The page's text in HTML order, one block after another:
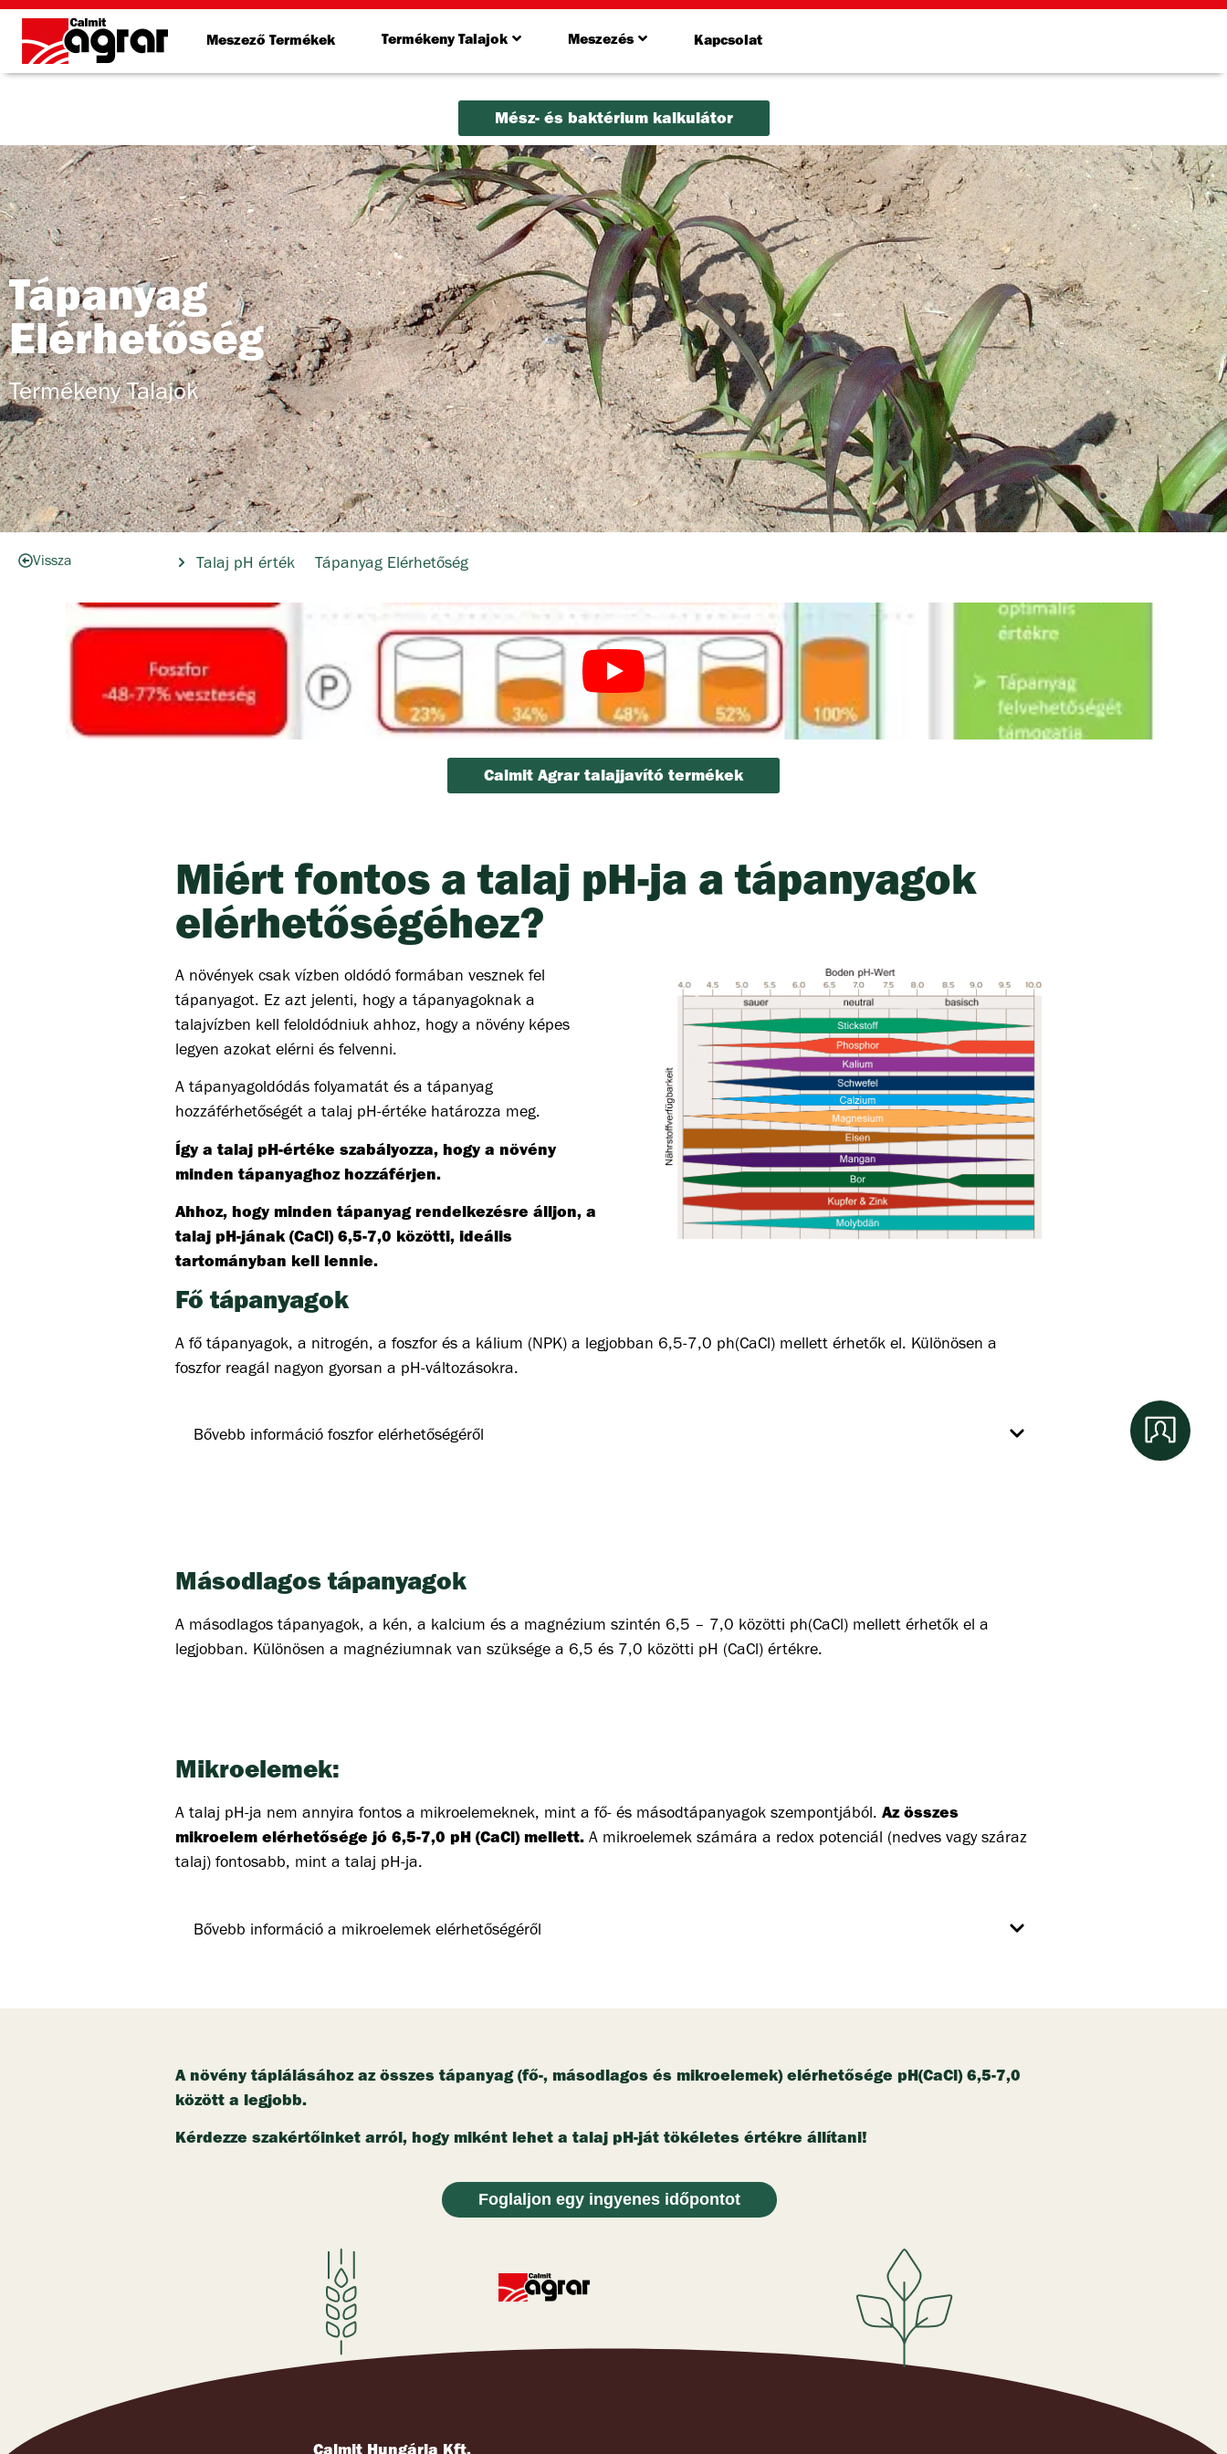
Meszező Termékek Termékeny Talajok Meszezés Kapcsolat
Mész- és baktérium kalkulátor
Tápanyag
Elérhetőség
Termékeny Talajok
Vissza Talaj pH érték Tápanyag Elérhetőség
Calmit Agrar talajjavító termékek
Miért fontos a talaj pH-ja a tápanyagok
elérhetőségéhez?
A növények csak vízben oldódó formában vesznek fel
tápanyagot. Ez azt jelenti, hogy a tápanyagoknak a
talajvízben kell feloldódniuk ahhoz, hogy a növény képes
legyen azokat elérni és felvenni.
A tápanyagoldódás folyamatát és a tápanyag
hozzáférhetőségét a talaj pH-értéke határozza meg.
Így a talaj pH-értéke szabályozza, hogy a növény
minden tápanyaghoz hozzáférjen.
Ahhoz, hogy minden tápanyag rendelkezésre álljon, a
talaj pH-jának (CaCl) 6,5-7,0 közötti, ideális
tartományban kell lennie.
Fő tápanyagok
A fő tápanyagok, a nitrogén, a foszfor és a kálium (NPK) a legjobban 6,5-7,0 ph(CaCl) mellett érhetők el. Különösen a
foszfor reagál nagyon gyorsan a pH-változásokra.
Bővebb információ foszfor elérhetőségéről
meszezésnek!
Meszező termékek
Másodlagos tápanyagok
A másodlagos tápanyagok, a kén, a kalcium és a magnézium szintén 6,5 – 7,0 közötti ph(CaCl) mellett érhetők el a
legjobban. Különösen a magnéziumnak van szüksége a 6,5 és 7,0 közötti pH (CaCl) értékre.